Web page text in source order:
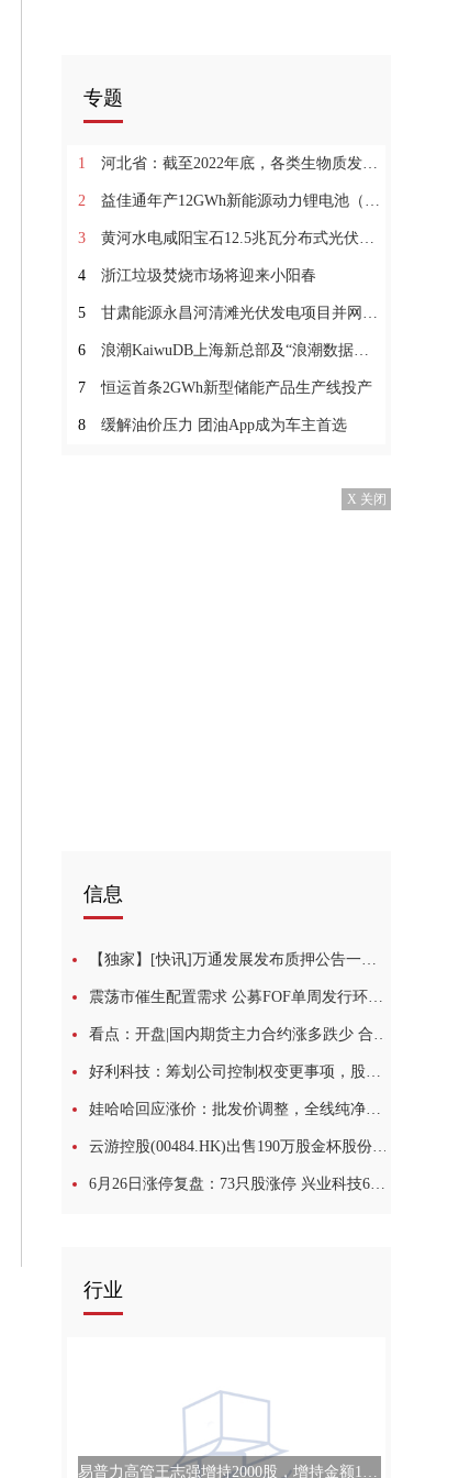
专题
1 河北省：截至2022年底，各类生物质发电装机容量总计约2191MW
2 益佳通年产12GWh新能源动力锂电池（一期）项目投产
3 黄河水电咸阳宝石12.5兆瓦分布式光伏项目并网发电
4 浙江垃圾焚烧市场将迎来小阳春
5 甘肃能源永昌河清滩光伏发电项目并网发电
6 浪潮KaiwuDB上海新总部及“浪潮数据库产业联合实验室”落成
7 恒运首条2GWh新型储能产品生产线投产
8 缓解油价压力 团油App成为车主首选
X 关闭
信息
【独家】[快讯]万通发展发布质押公告一股东累计质押31981万股
震荡市催生配置需求 公募FOF单周发行环比增175% 焦点讯息
看点：开盘|国内期货主力合约涨多跌少 合成橡胶跌超2%
好利科技：筹划公司控制权变更事项，股票停牌_焦点快播
娃哈哈回应涨价：批发价调整，全线纯净水终端零售价不变|每日视讯
云游控股(00484.HK)出售190万股金杯股份 套现约658.1万元|观察
6月26日涨停复盘：73只股涨停 兴业科技6连板 今日视点
行业
易普力高管王志强增持2000股，增持金额1.8万元